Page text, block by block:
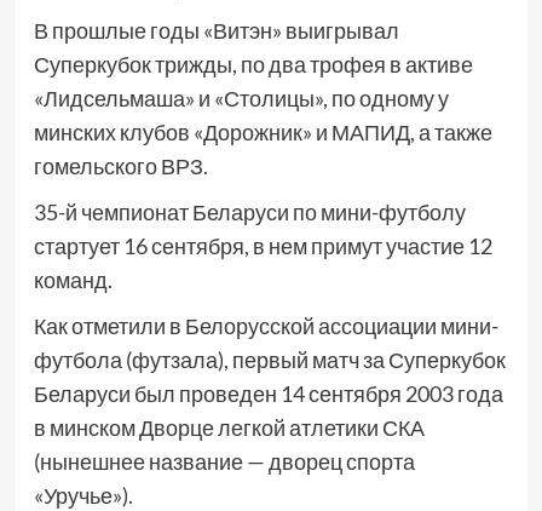
В прошлые годы «Витэн» выигрывал
Суперкубок трижды, по два трофея в активе
«Лидсельмаша» и «Столицы», по одному у
минских клубов «Дорожник» и МАПИД, а также
гомельского ВРЗ.
35-й чемпионат Беларуси по мини-футболу
стартует 16 сентября, в нем примут участие 12
команд.
Как отметили в Белорусской ассоциации мини-
футбола (футзала), первый матч за Суперкубок
Беларуси был проведен 14 сентября 2003 года
в минском Дворце легкой атлетики СКА
(нынешнее название — дворец спорта
«Уручье»).